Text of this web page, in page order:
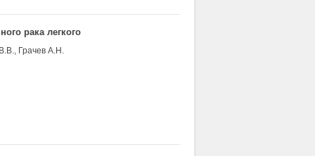
рака легкого
Грачев А.Н.